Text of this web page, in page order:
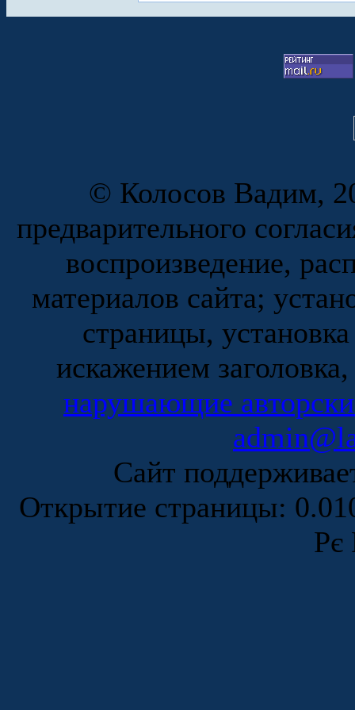
© Колосов Вадим,
предварительного
воспроизведение,
материалов сайта;
страницы,
искажением
нарушающие
Сайт
Открытие страницы:
Рє